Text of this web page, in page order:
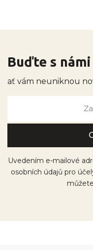
Buďte s
ať vám neuniknou
Uvedením e-mailové
osobních údajů pro